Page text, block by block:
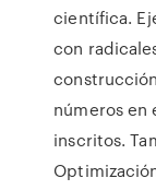
científica.
con
números en
inscritos.